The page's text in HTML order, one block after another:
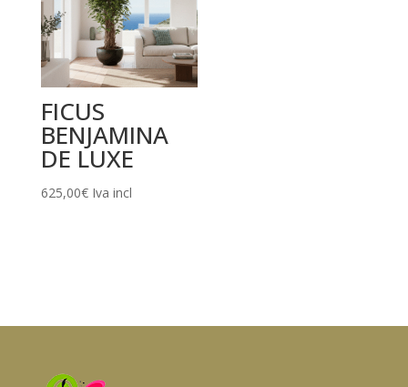
FICUS
BENJAMINA
DE LUXE
625,00€ Iva incl